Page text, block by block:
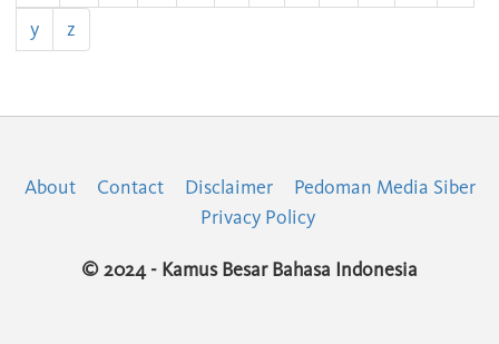
y
z
About Contact Disclaimer
Pedoman Media Siber
Privacy Policy
© 2024 - Kamus Besar Bahasa Indonesia